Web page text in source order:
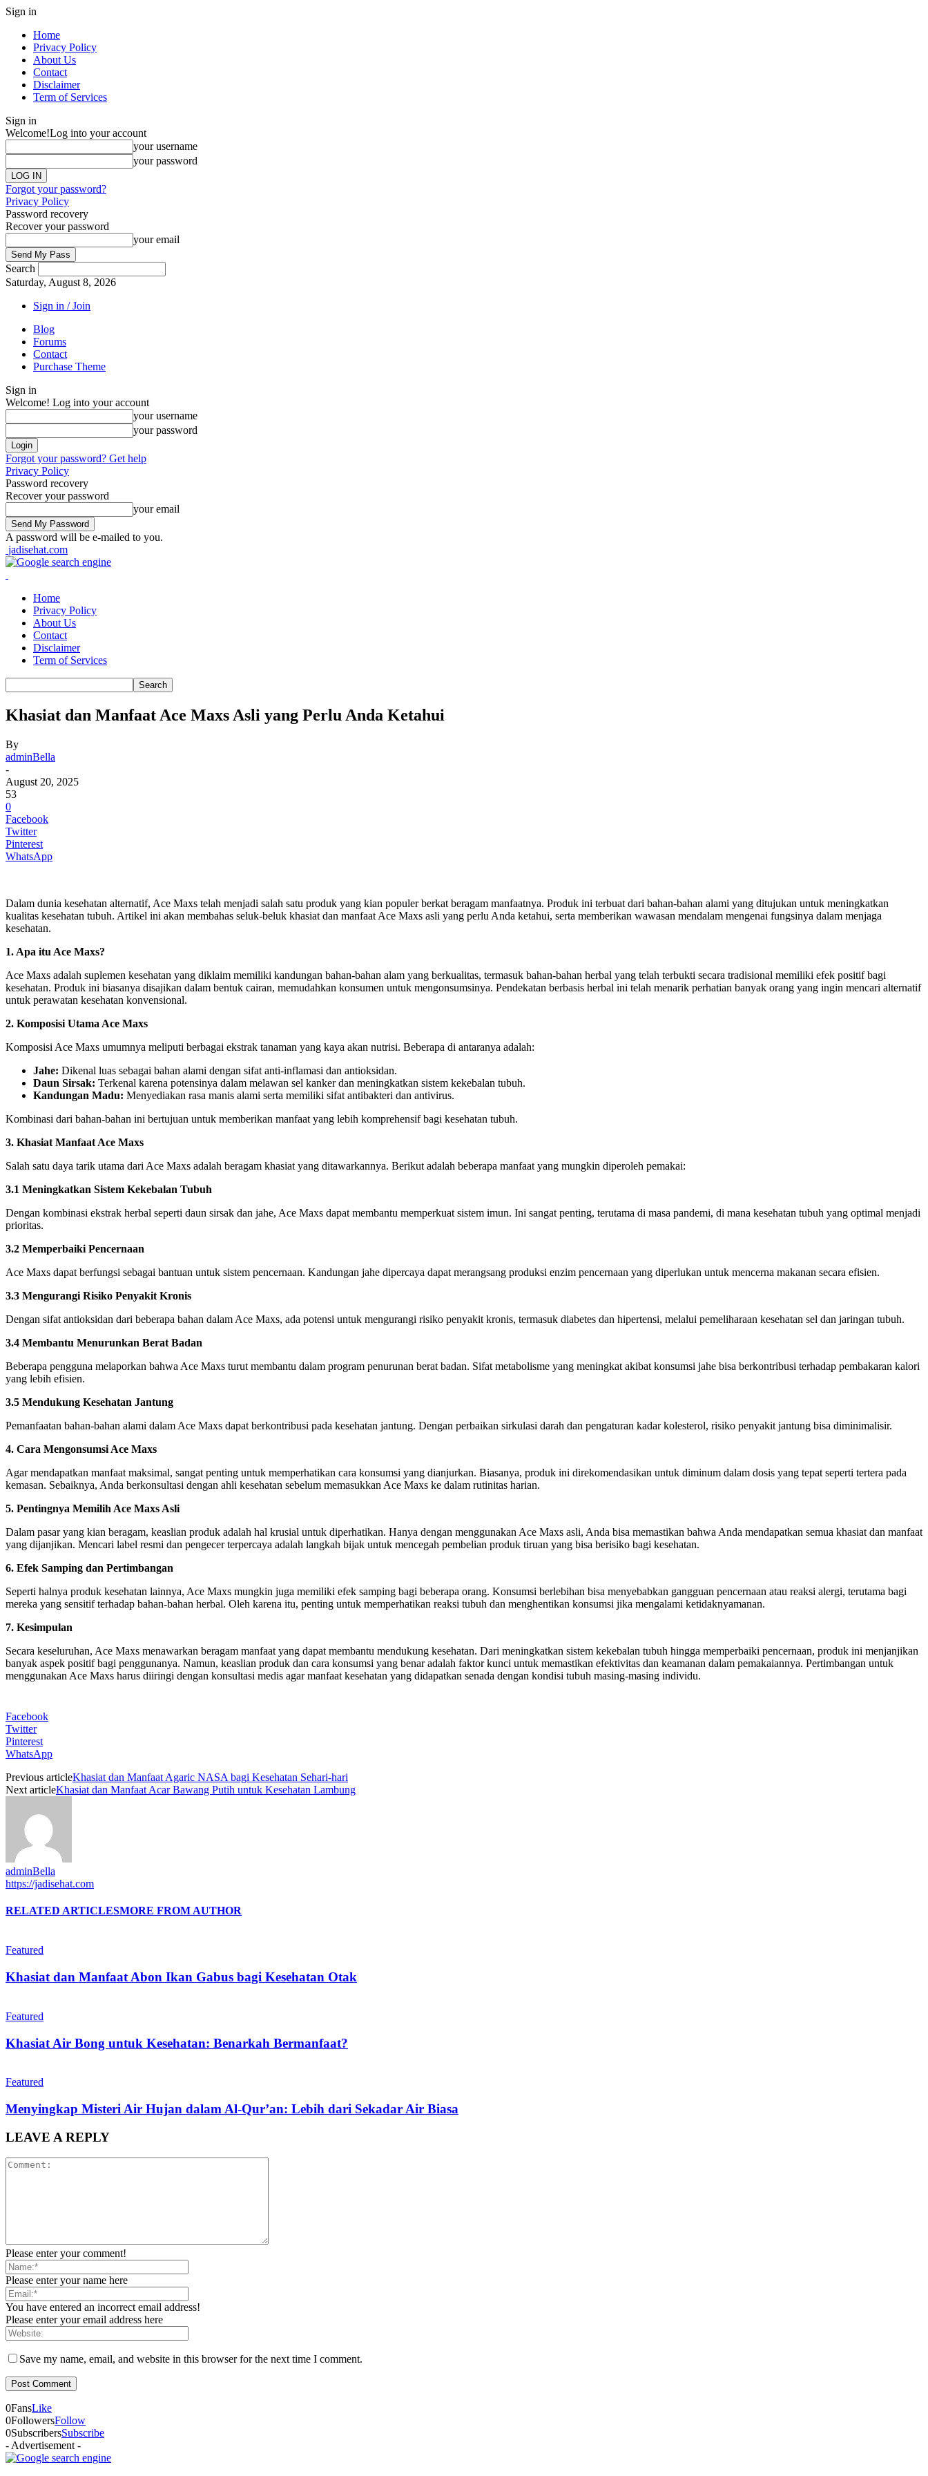
Sign in
Home
Privacy Policy
About Us
Contact
Disclaimer
Term of Services
Sign in
Welcome!Log into your account
your username
your password
Forgot your password?
Privacy Policy
Password recovery
Recover your password
your email
Search
Saturday, August 8, 2026
Sign in / Join
Blog
Forums
Contact
Purchase Theme
Sign in
Welcome! Log into your account
your username
your password
Forgot your password? Get help
Privacy Policy
Password recovery
Recover your password
your email
A password will be e-mailed to you.
jadisehat.com
Home
Privacy Policy
About Us
Contact
Disclaimer
Term of Services
Khasiat dan Manfaat Ace Maxs Asli yang Perlu Anda Ketahui
By
adminBella
-
August 20, 2025
53
0
Facebook
Twitter
Pinterest
WhatsApp
Dalam dunia kesehatan alternatif, Ace Maxs telah menjadi salah satu produk yang kian populer berkat beragam manfaatnya. Produk ini terbuat dari bahan-bahan alami yang ditujukan untuk meningkatkan
kualitas kesehatan tubuh. Artikel ini akan membahas seluk-beluk khasiat dan manfaat Ace Maxs asli yang perlu Anda ketahui, serta memberikan wawasan mendalam mengenai fungsinya dalam menjaga
kesehatan.
1. Apa itu Ace Maxs?
Ace Maxs adalah suplemen kesehatan yang diklaim memiliki kandungan bahan-bahan alam yang berkualitas, termasuk bahan-bahan herbal yang telah terbukti secara tradisional memiliki efek positif bagi
kesehatan. Produk ini biasanya disajikan dalam bentuk cairan, memudahkan konsumen untuk mengonsumsinya. Pendekatan berbasis herbal ini telah menarik perhatian banyak orang yang ingin mencari alternatif
untuk perawatan kesehatan konvensional.
2. Komposisi Utama Ace Maxs
Komposisi Ace Maxs umumnya meliputi berbagai ekstrak tanaman yang kaya akan nutrisi. Beberapa di antaranya adalah:
Jahe: Dikenal luas sebagai bahan alami dengan sifat anti-inflamasi dan antioksidan.
Daun Sirsak: Terkenal karena potensinya dalam melawan sel kanker dan meningkatkan sistem kekebalan tubuh.
Kandungan Madu: Menyediakan rasa manis alami serta memiliki sifat antibakteri dan antivirus.
Kombinasi dari bahan-bahan ini bertujuan untuk memberikan manfaat yang lebih komprehensif bagi kesehatan tubuh.
3. Khasiat Manfaat Ace Maxs
Salah satu daya tarik utama dari Ace Maxs adalah beragam khasiat yang ditawarkannya. Berikut adalah beberapa manfaat yang mungkin diperoleh pemakai:
3.1 Meningkatkan Sistem Kekebalan Tubuh
Dengan kombinasi ekstrak herbal seperti daun sirsak dan jahe, Ace Maxs dapat membantu memperkuat sistem imun. Ini sangat penting, terutama di masa pandemi, di mana kesehatan tubuh yang optimal menjadi
prioritas.
3.2 Memperbaiki Pencernaan
Ace Maxs dapat berfungsi sebagai bantuan untuk sistem pencernaan. Kandungan jahe dipercaya dapat merangsang produksi enzim pencernaan yang diperlukan untuk mencerna makanan secara efisien.
3.3 Mengurangi Risiko Penyakit Kronis
Dengan sifat antioksidan dari beberapa bahan dalam Ace Maxs, ada potensi untuk mengurangi risiko penyakit kronis, termasuk diabetes dan hipertensi, melalui pemeliharaan kesehatan sel dan jaringan tubuh.
3.4 Membantu Menurunkan Berat Badan
Beberapa pengguna melaporkan bahwa Ace Maxs turut membantu dalam program penurunan berat badan. Sifat metabolisme yang meningkat akibat konsumsi jahe bisa berkontribusi terhadap pembakaran kalori
yang lebih efisien.
3.5 Mendukung Kesehatan Jantung
Pemanfaatan bahan-bahan alami dalam Ace Maxs dapat berkontribusi pada kesehatan jantung. Dengan perbaikan sirkulasi darah dan pengaturan kadar kolesterol, risiko penyakit jantung bisa diminimalisir.
4. Cara Mengonsumsi Ace Maxs
Agar mendapatkan manfaat maksimal, sangat penting untuk memperhatikan cara konsumsi yang dianjurkan. Biasanya, produk ini direkomendasikan untuk diminum dalam dosis yang tepat seperti tertera pada
kemasan. Sebaiknya, Anda berkonsultasi dengan ahli kesehatan sebelum memasukkan Ace Maxs ke dalam rutinitas harian.
5. Pentingnya Memilih Ace Maxs Asli
Dalam pasar yang kian beragam, keaslian produk adalah hal krusial untuk diperhatikan. Hanya dengan menggunakan Ace Maxs asli, Anda bisa memastikan bahwa Anda mendapatkan semua khasiat dan manfaat
yang dijanjikan. Mencari label resmi dan pengecer terpercaya adalah langkah bijak untuk mencegah pembelian produk tiruan yang bisa berisiko bagi kesehatan.
6. Efek Samping dan Pertimbangan
Seperti halnya produk kesehatan lainnya, Ace Maxs mungkin juga memiliki efek samping bagi beberapa orang. Konsumsi berlebihan bisa menyebabkan gangguan pencernaan atau reaksi alergi, terutama bagi
mereka yang sensitif terhadap bahan-bahan herbal. Oleh karena itu, penting untuk memperhatikan reaksi tubuh dan menghentikan konsumsi jika mengalami ketidaknyamanan.
7. Kesimpulan
Secara keseluruhan, Ace Maxs menawarkan beragam manfaat yang dapat membantu mendukung kesehatan. Dari meningkatkan sistem kekebalan tubuh hingga memperbaiki pencernaan, produk ini menjanjikan
banyak aspek positif bagi penggunanya. Namun, keaslian produk dan cara konsumsi yang benar adalah faktor kunci untuk memastikan efektivitas dan keamanan dalam pemakaiannya. Pertimbangan untuk
menggunakan Ace Maxs harus diiringi dengan konsultasi medis agar manfaat kesehatan yang didapatkan senada dengan kondisi tubuh masing-masing individu.
Facebook
Twitter
Pinterest
WhatsApp
Previous articleKhasiat dan Manfaat Agaric NASA bagi Kesehatan Sehari-hari
Next articleKhasiat dan Manfaat Acar Bawang Putih untuk Kesehatan Lambung
adminBella
https://jadisehat.com
RELATED ARTICLESMORE FROM AUTHOR
Featured
Khasiat dan Manfaat Abon Ikan Gabus bagi Kesehatan Otak
Featured
Khasiat Air Bong untuk Kesehatan: Benarkah Bermanfaat?
Featured
Menyingkap Misteri Air Hujan dalam Al-Qur’an: Lebih dari Sekadar Air Biasa
LEAVE A REPLY
Please enter your comment!
Please enter your name here
You have entered an incorrect email address!
Please enter your email address here
Save my name, email, and website in this browser for the next time I comment.
0FansLike
0FollowersFollow
0SubscribersSubscribe
- Advertisement -